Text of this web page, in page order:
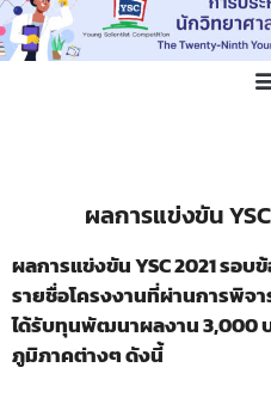
ผลการแข่งขัน
ผลการแข่งขัน YSC 2021 รอบ
รายชื่อโครงงานที่ผ่านการพิจ
ได้รับทุนพัฒนาผลงาน 3,000 บ
ภูมิภาคต่างๆ ดังนี้